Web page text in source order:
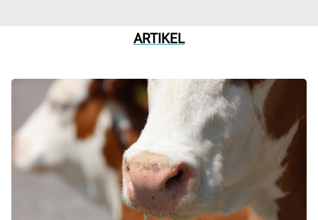
ARTIKEL